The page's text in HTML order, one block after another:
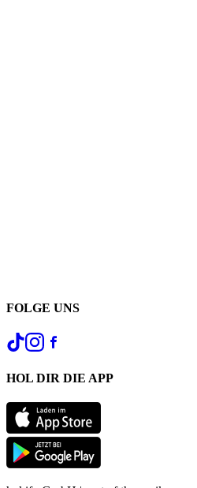
FOLGE UNS
HOL DIR DIE APP